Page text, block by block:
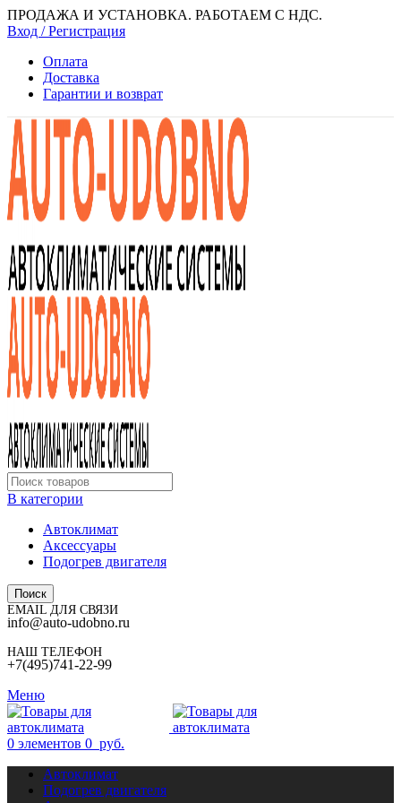
ПРОДАЖА И УСТАНОВКА. РАБОТАЕМ С НДС.
Вход / Регистрация
Оплата
Доставка
Гарантии и возврат
В категории
Автоклимат
Аксессуары
Подогрев двигателя
Поиск
EMAIL ДЛЯ СВЯЗИ
info@auto-udobno.ru
НАШ ТЕЛЕФОН
+7(495)741-22-99
Меню
0 элементов 0 руб.
Автоклимат
Подогрев двигателя